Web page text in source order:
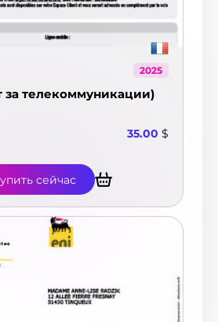
2025
за телекоммуникации)
35.00 $
сейчас